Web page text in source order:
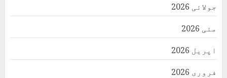
جولائی 2026
مئی 2026
اپریل 2026
فروری 2026